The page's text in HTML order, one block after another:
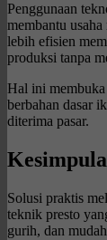
Penggunaan
membantu
lebih efisien
produksi tanpa
Hal ini
berbahan dasar
diterima pasar.
Solusi praktis
teknik presto
gurih, dan